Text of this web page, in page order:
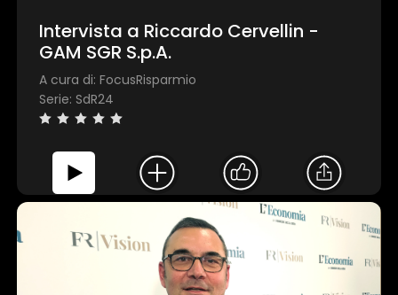
Intervista a Riccardo Cervellin -
GAM SGR S.p.A.
A cura di: FocusRisparmio
Serie: SdR24